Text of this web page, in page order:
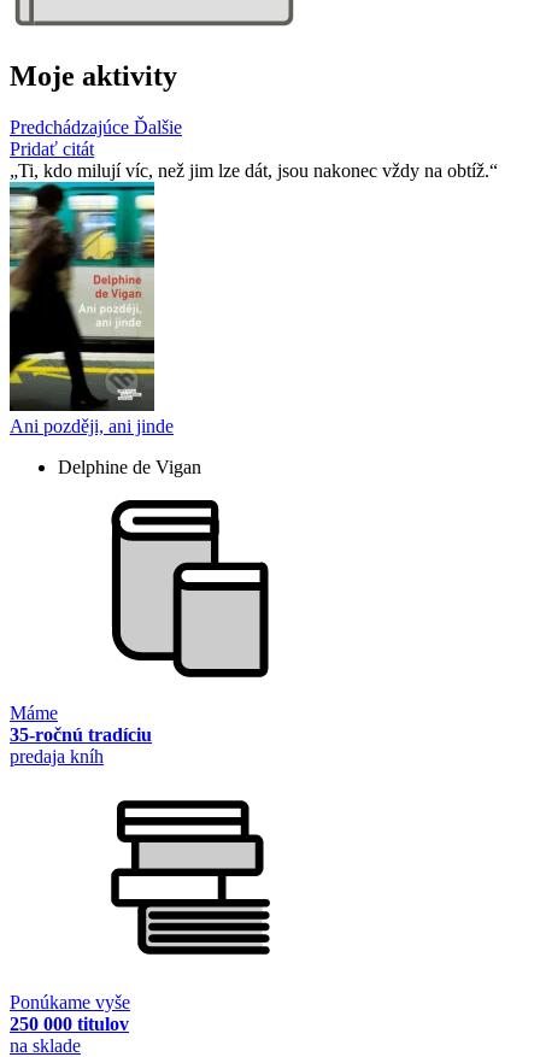
Moje aktivity
Predchádzajúce Ďalšie
Pridať citát
Ti, kdo milují víc, než jim lze dát, jsou nakonec vždy na obtíž.
Ani později, ani jinde
Delphine de Vigan
Máme
35-ročnú tradíciu
predaja kníh
Ponúkame vyše
250 000 titulov
na sklade